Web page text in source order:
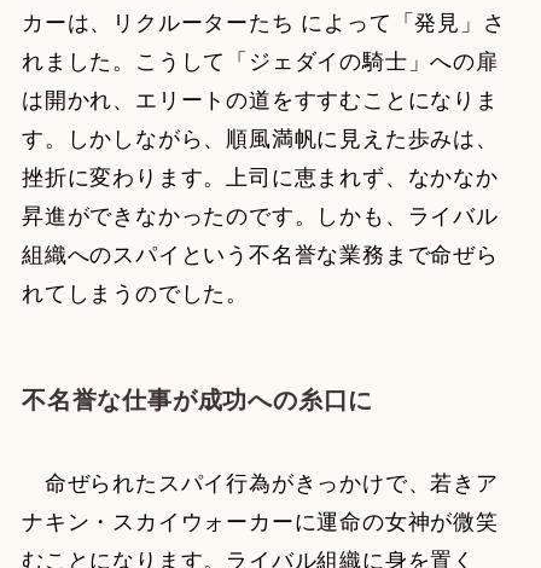
カーは、リクルーターたち によって「発見」さ
れました。こうして「ジェダイの騎士」への扉
は開かれ、エリートの道をすすむことになりま
す。しかしながら、順風満帆に見えた歩みは、
挫折に変わります。上司に恵まれず、なかなか
昇進ができなかったのです。しかも、ライバル
組織へのスパイという不名誉な業務まで命ぜら
れてしまうのでした。
不名誉な仕事が成功への糸口に
命ぜられたスパイ行為がきっかけで、若きア
ナキン・スカイウォーカーに運命の女神が微笑
むことになります。ライバル組織に身を置く